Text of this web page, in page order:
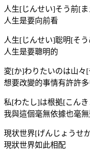
人生[じんせい]そう前[ま
人生是要向前看
人生[じんせい]聡明[そ
人生是要聰明的
変[か]わりたいのは山々
想要改變的事情有許許多
私[わたし]は根拠[こん
我與這個毫無依據也毫
現状世界[げんじょうせ
現狀世界如此相配